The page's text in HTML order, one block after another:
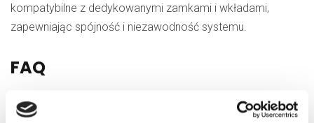
kompatybilne z dedykowanymi zamkami i wkładami,
zapewniając spójność i niezawodność systemu.
FAQ